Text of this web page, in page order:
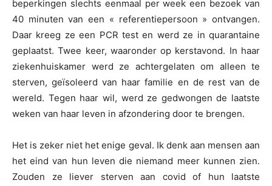
beperkingen slechts eenmaal per week een bezoek van
40 minuten van een « referentiepersoon » ontvangen.
Daar kreeg ze een PCR test en werd ze in quarantaine
geplaatst. Twee keer, waaronder op kerstavond. In haar
ziekenhuiskamer werd ze achtergelaten om alleen te
sterven, geïsoleerd van haar familie en de rest van de
wereld. Tegen haar wil, werd ze gedwongen de laatste
weken van haar leven in afzondering door te brengen.
Het is zeker niet het enige geval. Ik denk aan mensen aan
het eind van hun leven die niemand meer kunnen zien.
Zouden ze liever sterven aan covid of hun laatste